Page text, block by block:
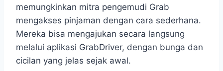
memungkinkan mitra pengemudi Grab
mengakses pinjaman dengan cara sederhana.
Mereka bisa mengajukan secara langsung
melalui aplikasi GrabDriver, dengan bunga dan
cicilan yang jelas sejak awal.